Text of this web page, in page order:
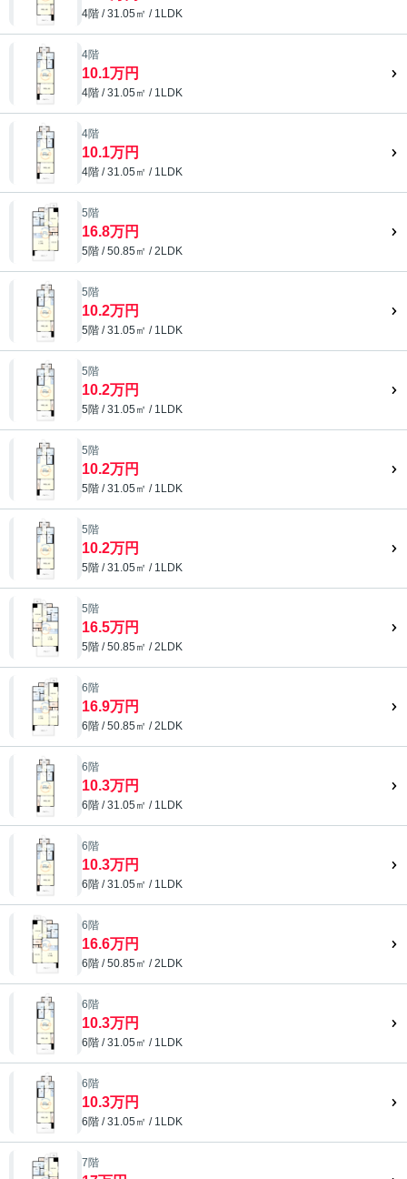
4階 / 31.05㎡ / 1LDK
4階
10.1万円
4階 / 31.05㎡ / 1LDK
4階
10.1万円
4階 / 31.05㎡ / 1LDK
5階
16.8万円
5階 / 50.85㎡ / 2LDK
5階
10.2万円
5階 / 31.05㎡ / 1LDK
5階
10.2万円
5階 / 31.05㎡ / 1LDK
5階
10.2万円
5階 / 31.05㎡ / 1LDK
5階
10.2万円
5階 / 31.05㎡ / 1LDK
5階
16.5万円
5階 / 50.85㎡ / 2LDK
6階
16.9万円
6階 / 50.85㎡ / 2LDK
6階
10.3万円
6階 / 31.05㎡ / 1LDK
6階
10.3万円
6階 / 31.05㎡ / 1LDK
6階
16.6万円
6階 / 50.85㎡ / 2LDK
6階
10.3万円
6階 / 31.05㎡ / 1LDK
6階
10.3万円
6階 / 31.05㎡ / 1LDK
7階